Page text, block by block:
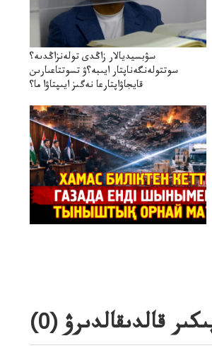
سۋبسيديالار زاڭدى تولەنزاڭدىە؟
سوتتولەنگەناپتار ايىبە؟ۋ تسوتتاعىارىن
قايجاۋاپتارعا نەگىز ايىپتاۋا ما؟
قالدىقالدىرۋ (0
)